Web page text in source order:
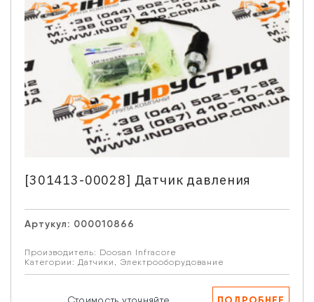
[301413-00028] Датчик давления
Артукул: 000010866
Производитель: Doosan Infracore
Категории: Датчики Электрооборудование
Связаться с нами
Отдел продаж запасных частей